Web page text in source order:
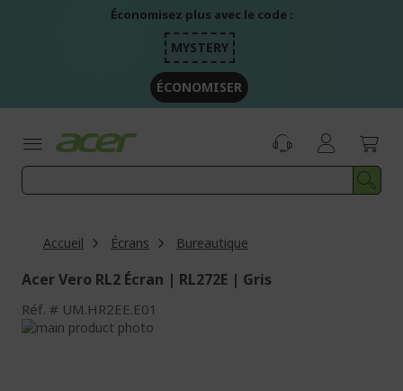
Économisez plus avec le code :
MYSTERY
ÉCONOMISER
Accueil Écrans Bureautique
Acer Vero RL2 Écran | RL272E | Gris
Réf. UM.HR2EE.E01
Passer